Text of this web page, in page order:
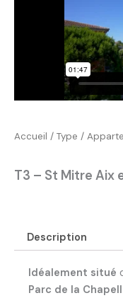
Accueil / Type /
T3 – St Mitre Aix
Description
Idéalement situé
Parc de la